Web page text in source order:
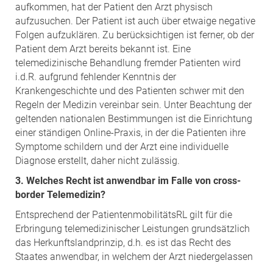
aufkommen, hat der Patient den Arzt physisch
aufzusuchen. Der Patient ist auch über etwaige negative
Folgen aufzuklären. Zu berücksichtigen ist ferner, ob der
Patient dem Arzt bereits bekannt ist. Eine
telemedizinische Behandlung fremder Patienten wird
i.d.R. aufgrund fehlender Kenntnis der
Krankengeschichte und des Patienten schwer mit den
Regeln der Medizin vereinbar sein. Unter Beachtung der
geltenden nationalen Bestimmungen ist die Einrichtung
einer ständigen Online-Praxis, in der die Patienten ihre
Symptome schildern und der Arzt eine individuelle
Diagnose erstellt, daher nicht zulässig.
3. Welches Recht ist anwendbar im Falle von cross-
border Telemedizin?
Entsprechend der PatientenmobilitätsRL gilt für die
Erbringung telemedizinischer Leistungen grundsätzlich
das Herkunftslandprinzip, d.h. es ist das Recht des
Staates anwendbar, in welchem der Arzt niedergelassen